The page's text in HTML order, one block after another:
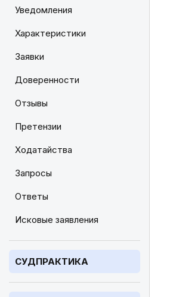
Уведомления
Характеристики
Заявки
Доверенности
Отзывы
Претензии
Ходатайства
Запросы
Ответы
Исковые заявления
СУДПРАКТИКА